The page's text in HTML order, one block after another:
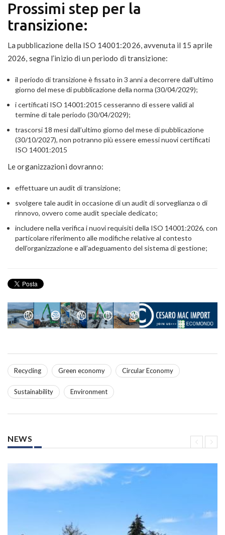
Prossimi step per la
transizione:
La pubblicazione della ISO 14001:2026, avvenuta il 15 aprile
2026, segna l’inizio di un periodo di transizione:
il periodo di transizione è fissato in 3 anni a decorrere dall’ultimo
giorno del mese di pubblicazione della norma (30/04/2029);
i certificati ISO 14001:2015 cesseranno di essere validi al
termine di tale periodo (30/04/2029);
trascorsi 18 mesi dall’ultimo giorno del mese di pubblicazione
(30/10/2027), non potranno più essere emessi nuovi certificati
ISO 14001:2015
Le organizzazioni dovranno:
effettuare un audit di transizione;
svolgere tale audit in occasione di un audit di sorveglianza o di
rinnovo, ovvero come audit speciale dedicato;
includere nella verifica i nuovi requisiti della ISO 14001:2026, con
particolare riferimento alle modifiche relative al contesto
dell’organizzazione e all’adeguamento del sistema di gestione;
Recycling Green economy Circular Economy
Sustainability Environment
NEWS